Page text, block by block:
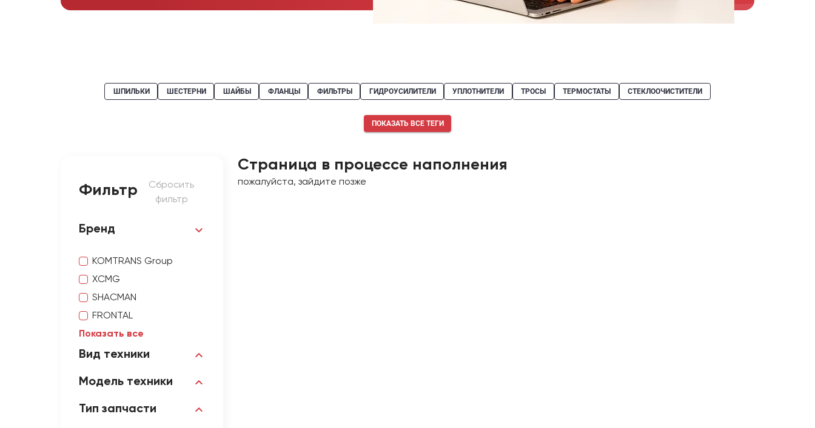
ШПИЛЬКИ ШЕСТЕРНИ ШАЙБЫ ФЛАНЦЫ ФИЛЬТРЫ ГИДРОУСИЛИТЕЛИ УПЛОТНИТЕЛИ ТРОСЫ ТЕРМОСТАТЫ СТЕКЛООЧИСТИТЕЛИ
ПОКАЗАТЬ ВСЕ ТЕГИ
Фильтр
Сбросить
фильтр
Бренд
KOMTRANS Group
XCMG
SHACMAN
FRONTAL
Показать все
Вид техники
Модель техники
Тип запчасти
Страница в процессе наполнения
пожалуйста, зайдите позже